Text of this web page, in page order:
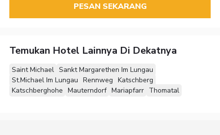
PESAN SEKARANG
Temukan Hotel Lainnya Di Dekatnya
Saint Michael Sankt Margarethen Im Lungau
St.Michael Im Lungau Rennweg Katschberg
Katschberghohe Mauterndorf Mariapfarr Thomatal